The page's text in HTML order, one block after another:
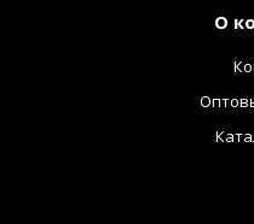
О